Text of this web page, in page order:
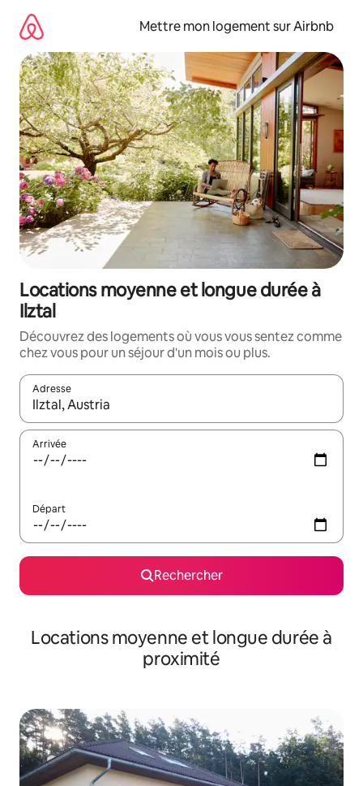
directement
contenu
Mettre mon logement sur Airbnb
Locations moyenne et longue durée à
Ilztal
Découvrez des logements où vous vous sentez comme
chez vous pour un séjour d'un mois ou plus.
Adresse
Lorsque les résultats s'affichent, utilisez les flèches vers le
Arrivée
Départ
Rechercher
Locations moyenne et longue durée à
proximité